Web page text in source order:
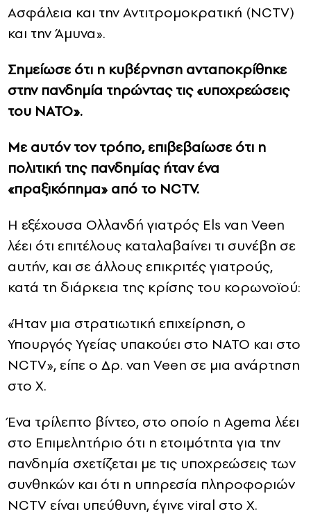
Ασφάλεια και την Αντιτρομοκρατική (NCTV)
και την Άμυνα».
Σημείωσε ότι η κυβέρνηση ανταποκρίθηκε
στην πανδημία τηρώντας τις «υποχρεώσεις
του ΝΑΤΟ».
Με αυτόν τον τρόπο, επιβεβαίωσε ότι η
πολιτική της πανδημίας ήταν ένα
«πραξικόπημα» από το NCTV.
Η εξέχουσα Ολλανδή γιατρός Els van Veen
λέει ότι επιτέλους καταλαβαίνει τι συνέβη σε
αυτήν, και σε άλλους επικριτές γιατρούς,
κατά τη διάρκεια της κρίσης του κορωνοϊού:
«Ήταν μια στρατιωτική επιχείρηση, ο
Υπουργός Υγείας υπακούει στο ΝΑΤΟ και στο
NCTV», είπε ο Δρ. van Veen σε μια ανάρτηση
στο X.
Ένα τρίλεπτο βίντεο, στο οποίο η Agema λέει
στο Επιμελητήριο ότι η ετοιμότητα για την
πανδημία σχετίζεται με τις υποχρεώσεις των
συνθηκών και ότι η υπηρεσία πληροφοριών
NCTV είναι υπεύθυνη, έγινε viral στο X.